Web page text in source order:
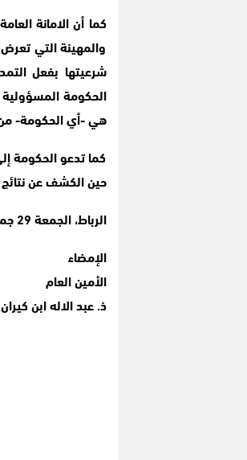
كما أن الامانة
والمهينة التي
شرعيتها بفعل
الحكومة المسؤولية
هي -أي الحكومة- من
كما تدعو الحكومة
حين الكشف عن نتائج
الرباط، الجمعة 29 جمادى الأولى 1447هـ موافق 21 نونبر 2025م
الإمضاء
الأمين العام
ذ. عبد الاله ابن كيران